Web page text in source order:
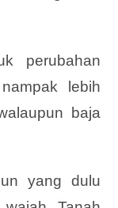
perubahan
lebih
baja
yang dulu